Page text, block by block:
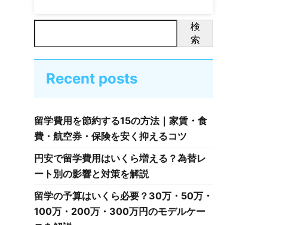
検
索
Recent posts
留学費用を節約する15の方法｜家賃・食
費・航空券・保険を安く抑えるコツ
円安で留学費用はいくら増える？為替レ
ート別の影響と対策を解説
留学の予算はいくら必要？30万・50万・
100万・200万・300万円のモデルケー